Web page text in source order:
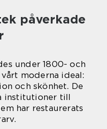
påverkade
under 1800- och
moderna ideal:
och skönhet. De
institutioner till
har restaurerats